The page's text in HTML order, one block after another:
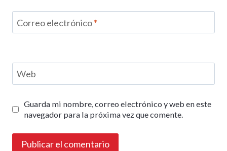
Correo electrónico*
Web
Guarda mi nombre, correo electrónico y web en este
navegador para la próxima vez que comente.